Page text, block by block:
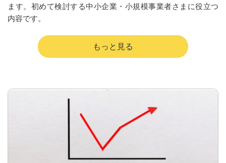
ます。初めて検討する中小企業・小規模事業者さまに役立つ
内容です。